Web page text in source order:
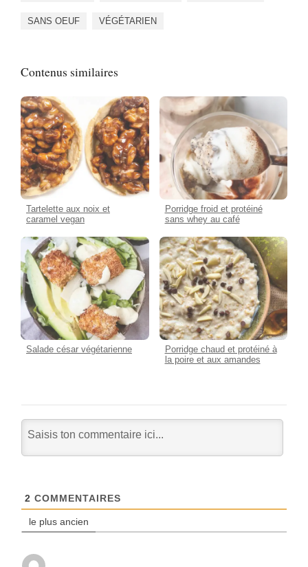
SANS OEUF VÉGÉTARIEN
Contenus similaires
Tartelette aux noix et
caramel vegan
Porridge froid et protéiné
sans whey au café
Salade césar végétarienne
Porridge chaud et protéiné à
la poire et aux amandes
2 COMMENTAIRES
le plus ancien